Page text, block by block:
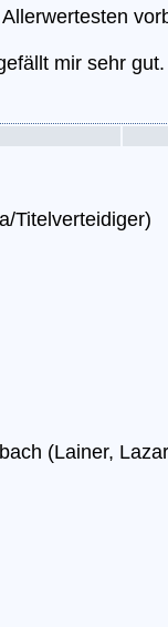
mir sehr
Titelverteidiger)
(Lainer,